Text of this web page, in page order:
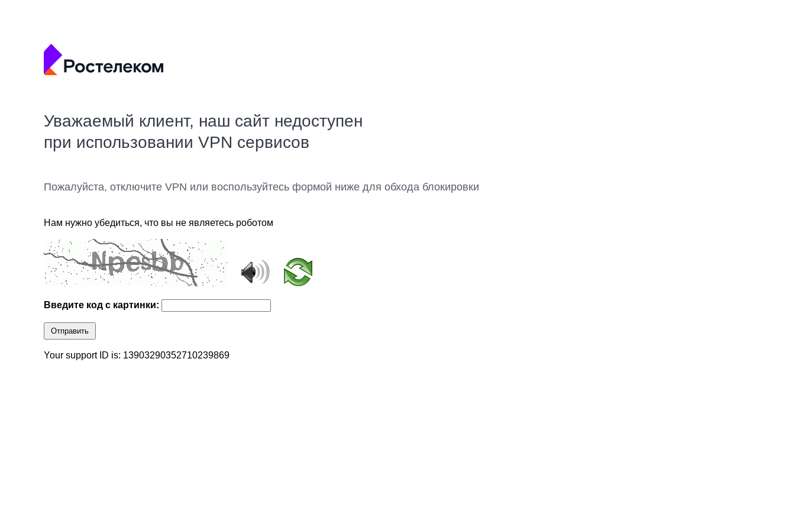
Уважаемый клиент, наш сайт недоступен
при использовании VPN сервисов
Пожалуйста, отключите VPN или воспользуйтесь формой ниже для обхода блокировки
Нам нужно убедиться, что вы не являетесь роботом
Введите код с картинки:
Отправить
Your support ID is: 13903290352710239869